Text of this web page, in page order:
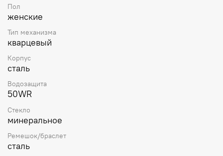
Пол
женские
Тип механизма
кварцевый
Корпус
сталь
Водозащита
50WR
Стекло
минеральное
Ремешок/браслет
сталь